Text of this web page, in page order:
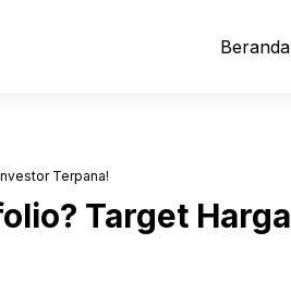
Beranda
Terpana!
Target Harga